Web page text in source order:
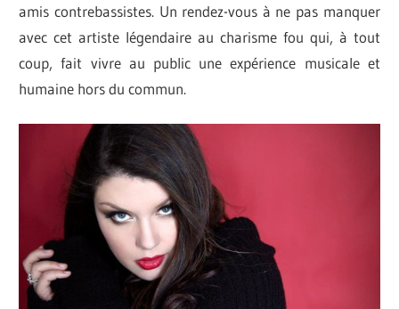
amis contrebassistes. Un rendez-vous à ne pas manquer
avec cet artiste légendaire au charisme fou qui, à tout
coup, fait vivre au public une expérience musicale et
humaine hors du commun.